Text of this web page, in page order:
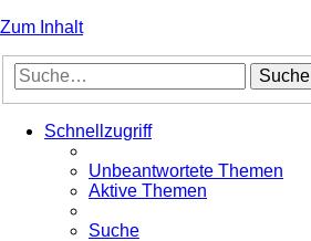
Zum Inhalt
Suche
Schnellzugriff
Unbeantwortete Themen
Aktive Themen
Suche